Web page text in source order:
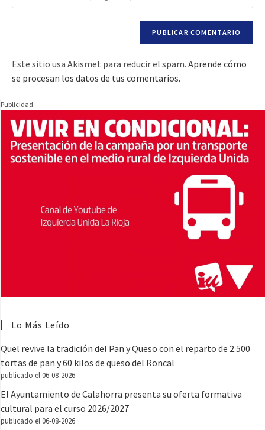
Este sitio usa Akismet para reducir el spam. Aprende cómo
se procesan los datos de tus comentarios.
Publicidad
Lo Más Leído
Quel revive la tradición del Pan y Queso con el reparto de 2.500
tortas de pan y 60 kilos de queso del Roncal
publicado el 06-08-2026
El Ayuntamiento de Calahorra presenta su oferta formativa
cultural para el curso 2026/2027
publicado el 06-08-2026